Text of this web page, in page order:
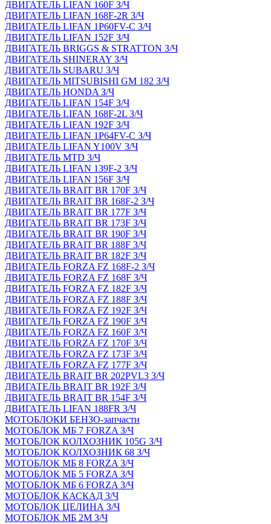
ДВИГАТЕЛЬ LIFAN 160F З/Ч
ДВИГАТЕЛЬ LIFAN 168F-2R З/Ч
ДВИГАТЕЛЬ LIFAN 1P60FV-C З/Ч
ДВИГАТЕЛЬ LIFAN 152F З/Ч
ДВИГАТЕЛЬ BRIGGS & STRATTON З/Ч
ДВИГАТЕЛЬ SHINERAY З/Ч
ДВИГАТЕЛЬ SUBARU З/Ч
ДВИГАТЕЛЬ MITSUBISHI GM 182 З/Ч
ДВИГАТЕЛЬ HONDA З/Ч
ДВИГАТЕЛЬ LIFAN 154F З/Ч
ДВИГАТЕЛЬ LIFAN 168F-2L З/Ч
ДВИГАТЕЛЬ LIFAN 192F З/Ч
ДВИГАТЕЛЬ LIFAN 1P64FV-C З/Ч
ДВИГАТЕЛЬ LIFAN Y100V З/Ч
ДВИГАТЕЛЬ MTD З/Ч
ДВИГАТЕЛЬ LIFAN 139F-2 З/Ч
ДВИГАТЕЛЬ LIFAN 156F З/Ч
ДВИГАТЕЛЬ BRAIT BR 170F З/Ч
ДВИГАТЕЛЬ BRAIT BR 168F-2 З/Ч
ДВИГАТЕЛЬ BRAIT BR 177F З/Ч
ДВИГАТЕЛЬ BRAIT BR 173F З/Ч
ДВИГАТЕЛЬ BRAIT BR 190F З/Ч
ДВИГАТЕЛЬ BRAIT BR 188F З/Ч
ДВИГАТЕЛЬ BRAIT BR 182F З/Ч
ДВИГАТЕЛЬ FORZA FZ 168F-2 З/Ч
ДВИГАТЕЛЬ FORZA FZ 168F З/Ч
ДВИГАТЕЛЬ FORZA FZ 182F З/Ч
ДВИГАТЕЛЬ FORZA FZ 188F З/Ч
ДВИГАТЕЛЬ FORZA FZ 192F З/Ч
ДВИГАТЕЛЬ FORZA FZ 190F З/Ч
ДВИГАТЕЛЬ FORZA FZ 160F З/Ч
ДВИГАТЕЛЬ FORZA FZ 170F З/Ч
ДВИГАТЕЛЬ FORZA FZ 173F З/Ч
ДВИГАТЕЛЬ FORZA FZ 177F З/Ч
ДВИГАТЕЛЬ BRAIT BR 202PVL3 З/Ч
ДВИГАТЕЛЬ BRAIT BR 192F З/Ч
ДВИГАТЕЛЬ BRAIT BR 154F З/Ч
ДВИГАТЕЛЬ LIFAN 188FR З/Ч
МОТОБЛОКИ БЕНЗО-запчасти
МОТОБЛОК МБ 7 FORZA З/Ч
МОТОБЛОК КОЛХОЗНИК 105G З/Ч
МОТОБЛОК КОЛХОЗНИК 68 З/Ч
МОТОБЛОК МБ 8 FORZA З/Ч
МОТОБЛОК МБ 5 FORZA З/Ч
МОТОБЛОК МБ 6 FORZA З/Ч
МОТОБЛОК КАСКАД З/Ч
МОТОБЛОК ЦЕЛИНА З/Ч
МОТОБЛОК МБ 2М З/Ч